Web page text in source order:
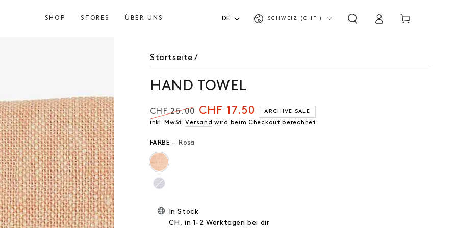
SHOP
STORES ÜBER UNS DE
Land/Region
SCHWEIZ (CHF ) EinloggenWarenkorb
Startseite /
HAND TOWEL
Regulärer
CHF 25.00
Verkaufspreis
CHF 17.50 ARCHIVE SALE
inkl. MwSt.Versand wird beim Checkout berechnet
FARBE – Rosa
In Stock
CH, in 1-2 Werktagen bei dir